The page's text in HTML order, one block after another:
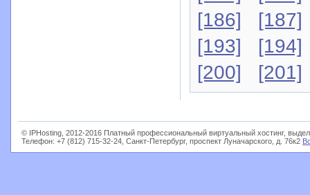
[186]
[187]
[193]
[194]
[200]
[201]
© IPHosting, 2012-2016 Платный профессиональный виртуальный хостинг,
Телефон: +7 (812) 715-32-24, Санкт-Петербург, проспект Луначарского, д. 76к2